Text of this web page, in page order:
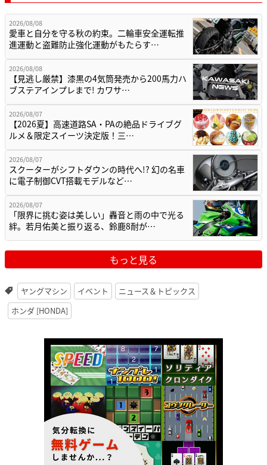
2026/08/08
愛車と自分を守る秋の約束。二輪車安全運転推
進運動と盗難防止強化運動がもたらす…
2026/08/08
【見逃し厳禁】漆黒の4気筒発売から200馬力ハ
ブステアインプレまで! カワサ…
2026/08/07
【2026夏】高速道路SA・PAの絶品ドライブグ
ルメ＆限定スイーツ決定版！三…
2026/08/07
スクーターがシフトダウンの時代へ!? 幻の名車
に電子制御CVT搭載モデルなど…
2026/08/07
「限界に挑む姿は美しい」轟音と雨の中で光る
絆。若月佑美と振り返る、鈴鹿8耐が…
もっと見る
ヤングマシン イベント
ニュース＆トピックス
ホンダ [HONDA]